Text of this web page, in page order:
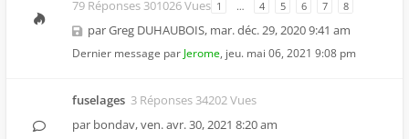
79 Réponses 301026 Vues 1 … 4 5 6 7 8
parGreg DUHAUBOIS, mar. déc. 29, 2020 9:41 am
Dernier message par Jerome, jeu. mai 06, 2021 9:08 pm
fuselages 3 Réponses 34202 Vues
par bondav,ven. avr. 30, 2021 8:20 am